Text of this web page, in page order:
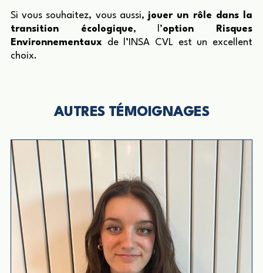
Si vous souhaitez, vous aussi, jouer un rôle dans la
transition écologique, l’option Risques
Environnementaux de l’INSA CVL est un excellent
choix.
AUTRES TÉMOIGNAGES